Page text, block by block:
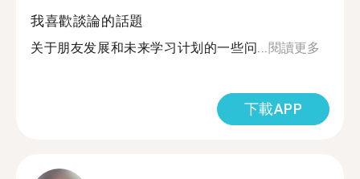
我喜歡談論的話題
关于朋友发展和未来学习计划的一些问...閱讀更多
下載APP